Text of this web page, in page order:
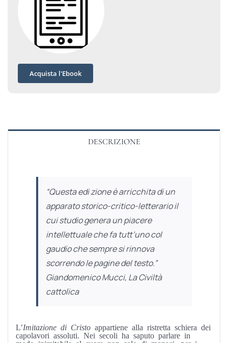
Acquista l'Ebook
DESCRIZIONE
“Questa edi zione è arricchita di un
apparato storico-critico-letterario il
cui studio genera un piacere
intellettuale che fa tutt’uno col
gaudio che sempre si rinnova
scorrendo le pagine del testo.”
Giandomenico Mucci, La Civiltà
cattolica
L’Imitazione di Cristoappartiene alla ristretta schiera dei
capolavori assoluti. Nei secoli ha saputo parlare in